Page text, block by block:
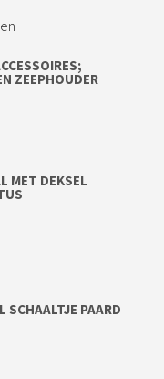
ZEEPHOUDER
MET DEKSEL
SCHAALTJE PAARD